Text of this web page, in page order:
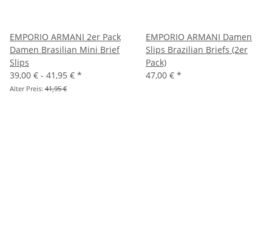
EMPORIO ARMANI 2er Pack
Damen Brasilian Mini Brief
Slips
39,00 € - 41,95 € *
Alter Preis: 41,95 €
EMPORIO ARMANI Damen
Slips Brazilian Briefs (2er
Pack)
47,00 € *